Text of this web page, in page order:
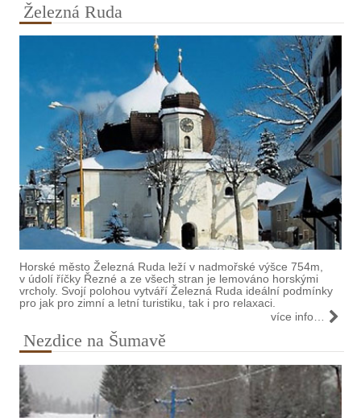
Železná Ruda
Horské město Železná Ruda leží v nadmořské výšce 754m,
v údolí říčky Řezné a ze všech stran je lemováno horskými
vrcholy. Svojí polohou vytváří Železná Ruda ideální podmínky
pro jak pro zimní a letní turistiku, tak i pro relaxaci.
více info…
Nezdice na Šumavě